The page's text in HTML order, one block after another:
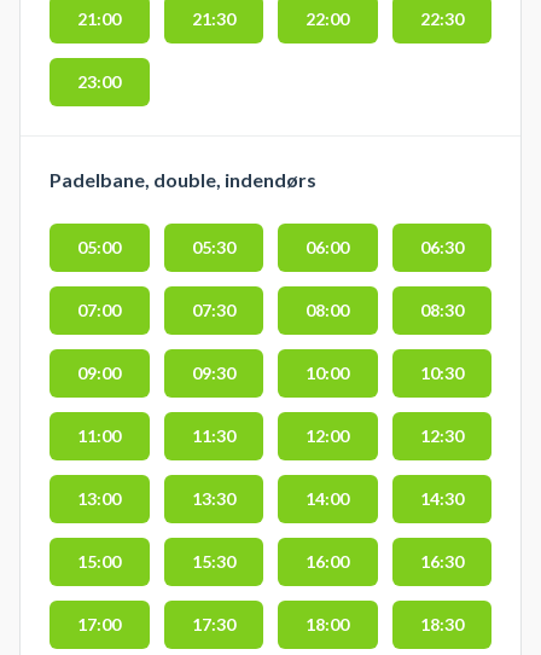
21:00 21:30 22:00 22:30
23:00
Padelbane, double, indendørs
05:00 05:30 06:00 06:30
07:00 07:30 08:00 08:30
09:00 09:30 10:00 10:30
11:00 11:30 12:00 12:30
13:00 13:30 14:00 14:30
15:00 15:30 16:00 16:30
17:00 17:30 18:00 18:30